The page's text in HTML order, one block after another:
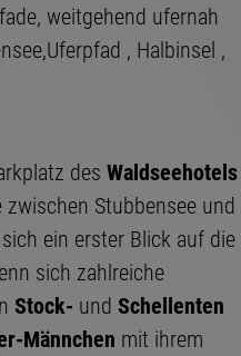
weitgehend ufernah
, Halbinsel ,
des Waldseehotels
zwischen Stubbensee und
ein erster Blick auf die
sich zahlreiche
Stock- und Schellenten
Männchen mit ihrem